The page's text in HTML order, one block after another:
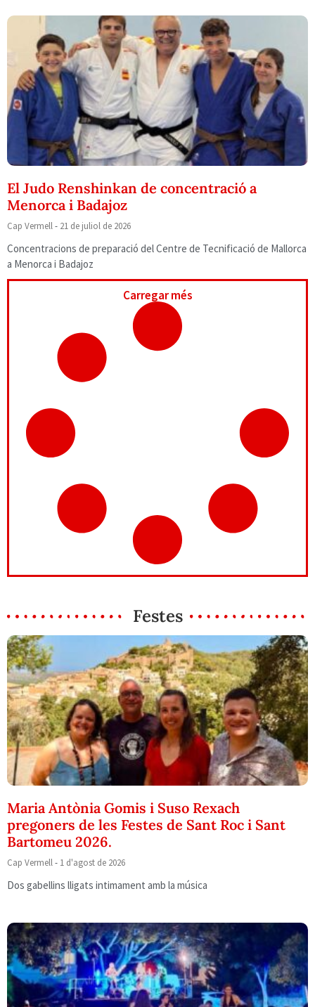
El Judo Renshinkan de concentració a
Menorca i Badajoz
Cap Vermell 21 de juliol de 2026
Concentracions de preparació del Centre de Tecnificació de Mallorca
a Menorca i Badajoz
Carregar més
Festes
Maria Antònia Gomis i Suso Rexach
pregoners de les Festes de Sant Roc i Sant
Bartomeu 2026.
Cap Vermell 1 d'agost de 2026
Dos gabellins lligats intimament amb la música